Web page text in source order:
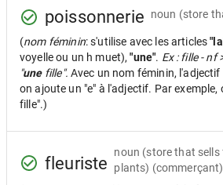
poissonnerie noun (store
(nom féminin: s'utilise avec les articles
voyelle ou un h muet),"une". Ex : fille - nf
"unefille". Avec un nom féminin, l'adjectif
on ajoute un "e" à l'adjectif. Par exemple,
fille".)
fleuriste
noun (store that sells
plants) (commerçant)